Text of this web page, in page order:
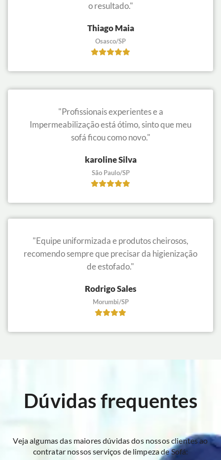
o resultado."
Thiago Maia
Osasco/SP
"Profissionais experientes e a
Impermeabilização está ótimo, sinto que meu
sofá ficou como novo."
karoline Silva
São Paulo/SP
"Equipe uniformizada e produtos cheirosos,
recomendo sempre que precisar da higienização
de estofado."
Rodrigo Sales
Morumbi/SP
Dúvidas frequentes
Veja algumas das maiores dúvidas dos nossos clientes ao
contratar nossos serviços de limpeza de Sofá: